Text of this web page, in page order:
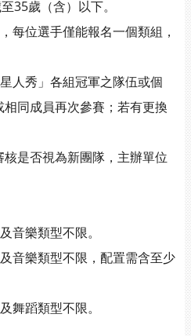
歲（含）以下。
位選手僅能報名一個類組，
秀」各組冠軍之隊伍或個
同成員再次參賽；若有更換
否視為新團隊，主辦單位
樂類型不限。
樂類型不限，配置需含至少
蹈類型不限。